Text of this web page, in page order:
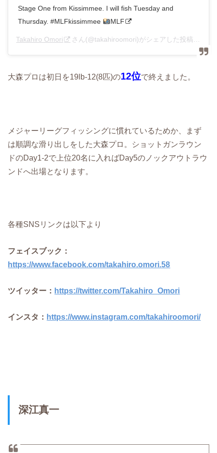
Stage One from Kissimmee. I will fish Tuesday and
Thursday. #MLFkissimmee
MLF
Takahiro Omori さん(@takahiroomori)がシェアした投稿 –
大森プロは初日を19lb-12(8匹)の12位で終えました。
メジャーリーグフィッシングに慣れているためか、まず
は順調な滑り出しをした大森プロ。ショットガンラウン
ドのDay1-2で上位20名に入ればDay5のノックアウトラウ
ンドへ出場となります。
各種SNSリンクは以下より
フェイスブック：
https://www.facebook.com/takahiro.omori.58
ツイッター： https://twitter.com/Takahiro_Omori
インスタ： https://www.instagram.com/takahiroomori/
深江真一